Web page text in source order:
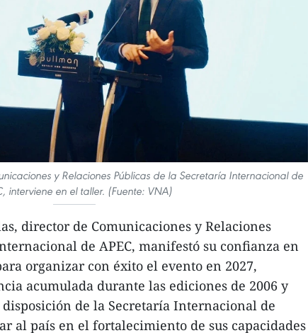
y Relaciones Públicas de la Secretaría Internacional de
interviene en el taller. (Fuente: VNA)
director de Comunicaciones y Relaciones
de APEC, manifestó su confianza en
organizar con éxito el evento en 2027,
acumulada durante las ediciones de 2006 y
de la Secretaría Internacional de
al país en el fortalecimiento de sus capacidades